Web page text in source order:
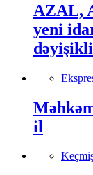
AZAL,
yeni
il